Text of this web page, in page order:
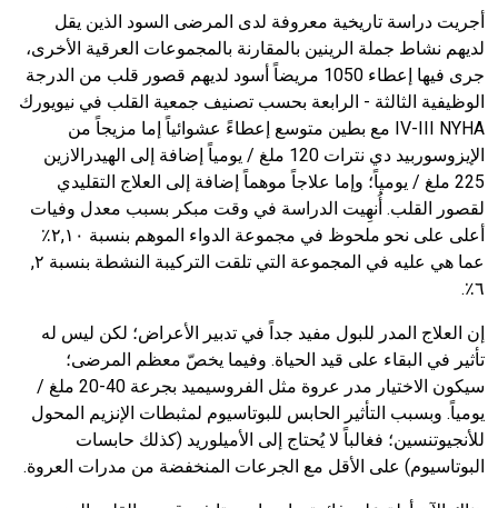
أجريت دراسة تاريخية معروفة لدى المرضى السود الذين يقل
لديهم نشاط جملة الرينين بالمقارنة بالمجموعات العرقية الأخرى،
جرى فيها إعطاء 1050 مريضاً أسود لديهم قصور قلب من الدرجة
الوظيفية الثالثة - الرابعة بحسب تصنيف جمعية القلب في نيويورك
IV-III NYHA مع بطين متوسع إعطاءً عشوائياً إما مزيجاً من
الإيزوسوربيد دي نترات 120 ملغ / يومياً إضافة إلى الهيدرالازين
225 ملغ / يومياً؛ وإما علاجاً موهماً إضافة إلى العلاج التقليدي
لقصور القلب. أُنهِيت الدراسة في وقت مبكر بسبب معدل وفيات
أعلى على نحو ملحوظ في مجموعة الدواء الموهم بنسبة ٢
,١٠
٪
عما هي عليه في المجموعة التي تلقت التركيبة النشطة بنسبة ٢
,
٦٪.
إن العلاج المدر للبول مفيد جداً في تدبير الأعراض؛ لكن ليس له
تأثير في البقاء على قيد الحياة. وفيما يخصّ معظم المرضى؛
سيكون الاختيار مدر عروة مثل الفروسيميد بجرعة 40-20
ملغ /
يومياً. وبسبب التأثير الحابس للبوتاسيوم لمثبطات الإنزيم المحول
للأنجيوتنسين؛ فغالباً لا يُحتاج إلى الأميلوريد (كذلك حابسات
البوتاسيوم) على الأقل مع الجرعات المنخفضة من مدرات العروة.